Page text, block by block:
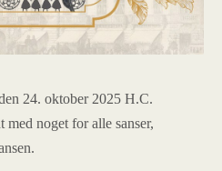
24. oktober 2025 H.C.
med noget for alle sanser,